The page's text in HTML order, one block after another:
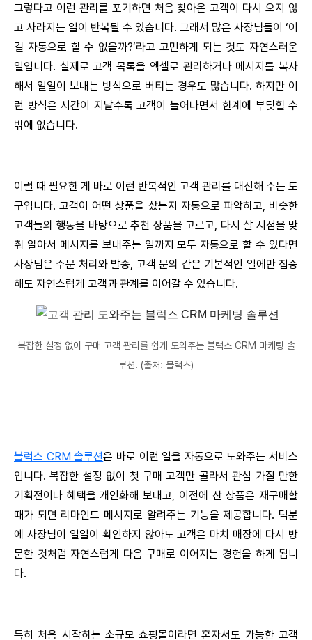
그렇다고 이런 관리를 포기하면 처음 찾아온 고객이 다시 오지 않
고 사라지는 일이 반복될 수 있습니다. 그래서 많은 사장님들이 ‘이
걸 자동으로 할 수 없을까?’라고 고민하게 되는 것도 자연스러운
일입니다. 실제로 고객 목록을 엑셀로 관리하거나 메시지를 복사
해서 일일이 보내는 방식으로 버티는 경우도 많습니다. 하지만 이
런 방식은 시간이 지날수록 고객이 늘어나면서 한계에 부딪힐 수
밖에 없습니다.
이럴 때 필요한 게 바로 이런 반복적인 고객 관리를 대신해 주는 도
구입니다. 고객이 어떤 상품을 샀는지 자동으로 파악하고, 비슷한
고객들의 행동을 바탕으로 추천 상품을 고르고, 다시 살 시점을 맞
춰 알아서 메시지를 보내주는 일까지 모두 자동으로 할 수 있다면
사장님은 주문 처리와 발송, 고객 문의 같은 기본적인 일에만 집중
해도 자연스럽게 고객과 관계를 이어갈 수 있습니다.
복잡한 설정 없이 구매 고객 관리를 쉽게 도와주는 블럭스 CRM 마케팅 솔
루션. (출처: 블럭스)
블럭스 CRM 솔루션은 바로 이런 일을 자동으로 도와주는 서비스
입니다. 복잡한 설정 없이 첫 구매 고객만 골라서 관심 가질 만한
기획전이나 혜택을 개인화해 보내고, 이전에 산 상품은 재구매할
때가 되면 리마인드 메시지로 알려주는 기능을 제공합니다. 덕분
에 사장님이 일일이 확인하지 않아도 고객은 마치 매장에 다시 방
문한 것처럼 자연스럽게 다음 구매로 이어지는 경험을 하게 됩니
다.
특히 처음 시작하는 소규모 쇼핑몰이라면 혼자서도 가능한 고객